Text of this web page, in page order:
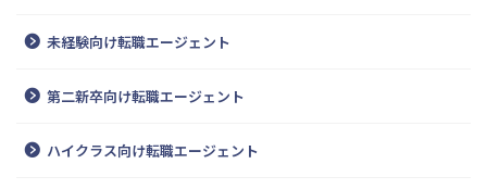
未経験向け転職エージェント
第二新卒向け転職エージェント
ハイクラス向け転職エージェント